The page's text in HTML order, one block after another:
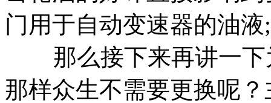
门用于自动变速器的油
那么接下来再讲一
那样众生不需要更换呢